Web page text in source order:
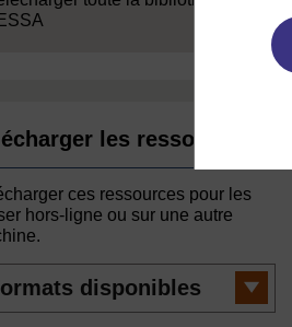
les ressources
ces ressources pour les
hors-ligne ou sur une autre